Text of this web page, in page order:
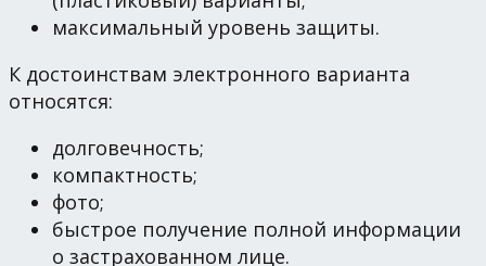
максимальный уровень защиты.
К достоинствам электронного варианта
относятся:
долговечность;
компактность;
фото;
быстрое получение полной информации
о застрахованном лице.